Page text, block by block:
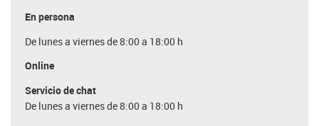
En persona
De lunes a viernes de 8:00 a 18:00 h
Online
Servicio de chat
De lunes a viernes de 8:00 a 18:00 h